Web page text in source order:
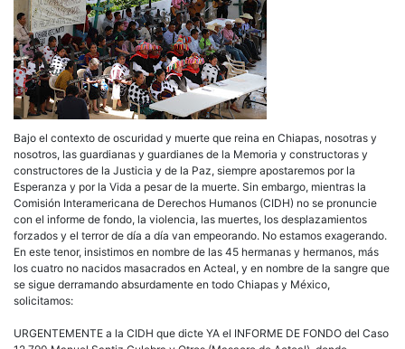
Bajo el contexto de oscuridad y muerte que reina en Chiapas, nosotras y
nosotros, las guardianas y guardianes de la Memoria y constructoras y
constructores de la Justicia y de la Paz, siempre apostaremos por la
Esperanza y por la Vida a pesar de la muerte. Sin embargo, mientras la
Comisión Interamericana de Derechos Humanos (CIDH) no se pronuncie
con el informe de fondo, la violencia, las muertes, los desplazamientos
forzados y el terror de día a día van empeorando. No estamos exagerando.
En este tenor, insistimos en nombre de las 45 hermanas y hermanos, más
los cuatro no nacidos masacrados en Acteal, y en nombre de la sangre que
se sigue derramando absurdamente en todo Chiapas y México,
solicitamos:
URGENTEMENTE a la CIDH que dicte YA el INFORME DE FONDO del Caso